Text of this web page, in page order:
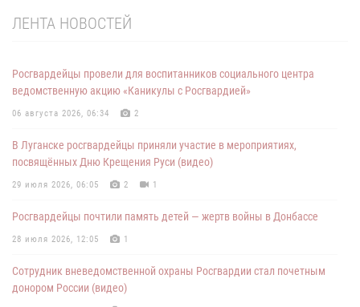
ЛЕНТА НОВОСТЕЙ
Росгвардейцы провели для воспитанников социального центра
ведомственную акцию «Каникулы с Росгвардией»
06 августа 2026, 06:34 2
В Луганске росгвардейцы приняли участие в мероприятиях,
посвящённых Дню Крещения Руси (видео)
29 июля 2026, 06:05 2 1
Росгвардейцы почтили память детей — жертв войны в Донбассе
28 июля 2026, 12:05 1
Сотрудник вневедомственной охраны Росгвардии стал почетным
донором России (видео)